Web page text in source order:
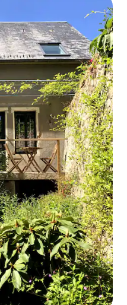
plus aimés